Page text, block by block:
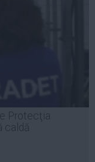
Protecţia
caldă